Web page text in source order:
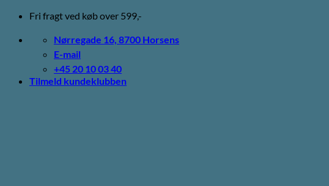
Fortsæt
indhold
Fri fragt ved køb over 599,-
Nørregade 16, 8700 Horsens
E-mail
+45 20 10 03 40
Tilmeld kundeklubben